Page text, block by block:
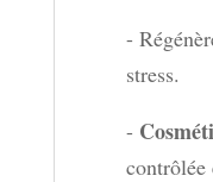
-
stress.
-
contrôlée